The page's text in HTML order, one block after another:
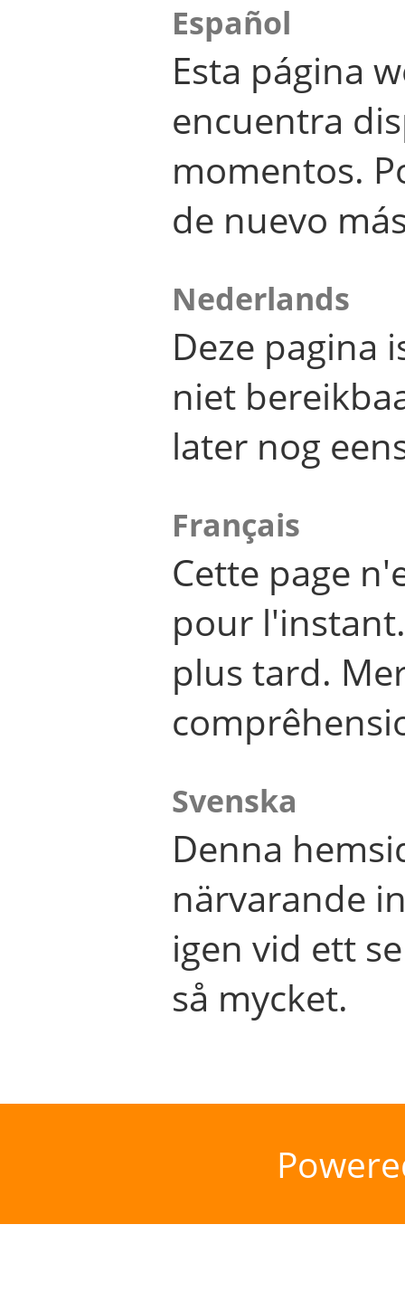
Español
Esta página
encuentra
momentos.
de nuevo
Nederlands
Deze pagina
niet
later nog
Français
Cette page
pour
plus tard.
Svenska
Denna
närvarande
igen vid ett
så mycket.